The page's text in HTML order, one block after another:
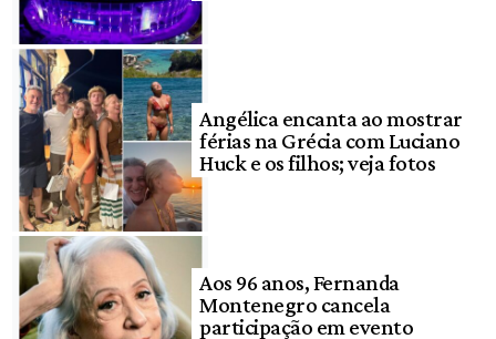
Angélica encanta ao mostrar
férias na Grécia com Luciano
Huck e os filhos; veja fotos
Aos 96 anos, Fernanda
Montenegro cancela
participação em evento